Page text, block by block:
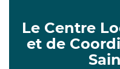
Le Centre
et de